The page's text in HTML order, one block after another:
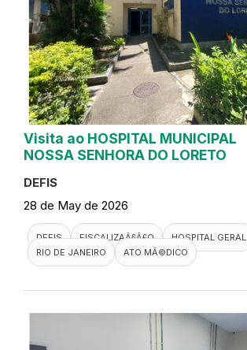
Visita ao HOSPITAL MUNICIPAL
NOSSA SENHORA DO LORETO
DEFIS
28 de May de 2026
DEFIS FISCALIZAÃ§Ã£O
HOSPITAL GERAL
RIO DE JANEIRO
ATO MÃ©DICO